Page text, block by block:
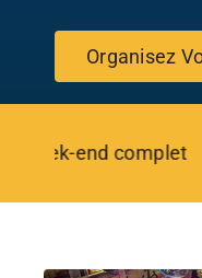
Organisez
end complet |